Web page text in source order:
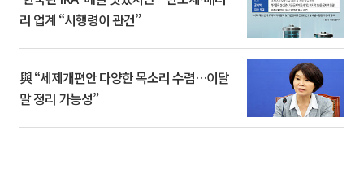
리 업계 “시행령이 관건”
與 “세제개편안 다양한 목소리 수렴…이달
말 정리 가능성”